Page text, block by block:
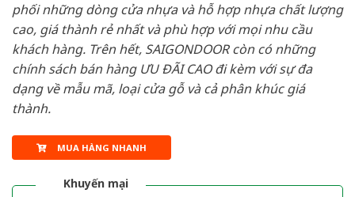
phối những dòng cửa nhựa và hỗ hợp nhựa chất lượng
cao, giá thành rẻ nhất và phù hợp với mọi nhu cầu
khách hàng. Trên hết, SAIGONDOOR còn có những
chính sách bán hàng ƯU ĐÃI CAO đi kèm với sự đa
dạng về mẫu mã, loại cửa gỗ và cả phân khúc giá
thành.
MUA HÀNG NHANH
Khuyến mại